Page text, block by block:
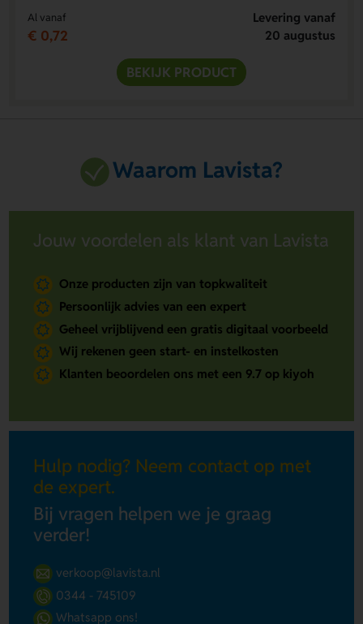
Al vanaf
€ 0,72
Levering vanaf
20 augustus
BEKIJK PRODUCT
Waarom Lavista?
Jouw voordelen als klant van Lavista
Onze producten zijn van topkwaliteit
Persoonlijk advies van een expert
Geheel vrijblijvend een gratis digitaal voorbeeld
Wij rekenen geen start- en instelkosten
Klanten beoordelen ons met een 9.7 op kiyoh
Hulp nodig? Neem contact op met
de expert.
Bij vragen helpen we je graag
verder!
verkoop@lavista.nl
0344 - 745109
Whatsapp ons!